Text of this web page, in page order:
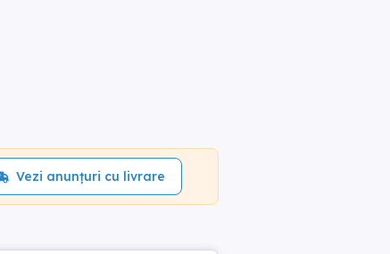
Vezi anunțuri cu livrare